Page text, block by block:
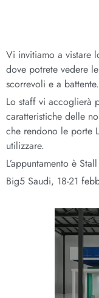
Vi invitiamo a vistare
dove potrete vedere
scorrevoli e a battente.
Lo staff vi accoglierà
caratteristiche delle
che rendono le porte
utilizzare.
L’appuntamento è
Big5 Saudi, 18-21